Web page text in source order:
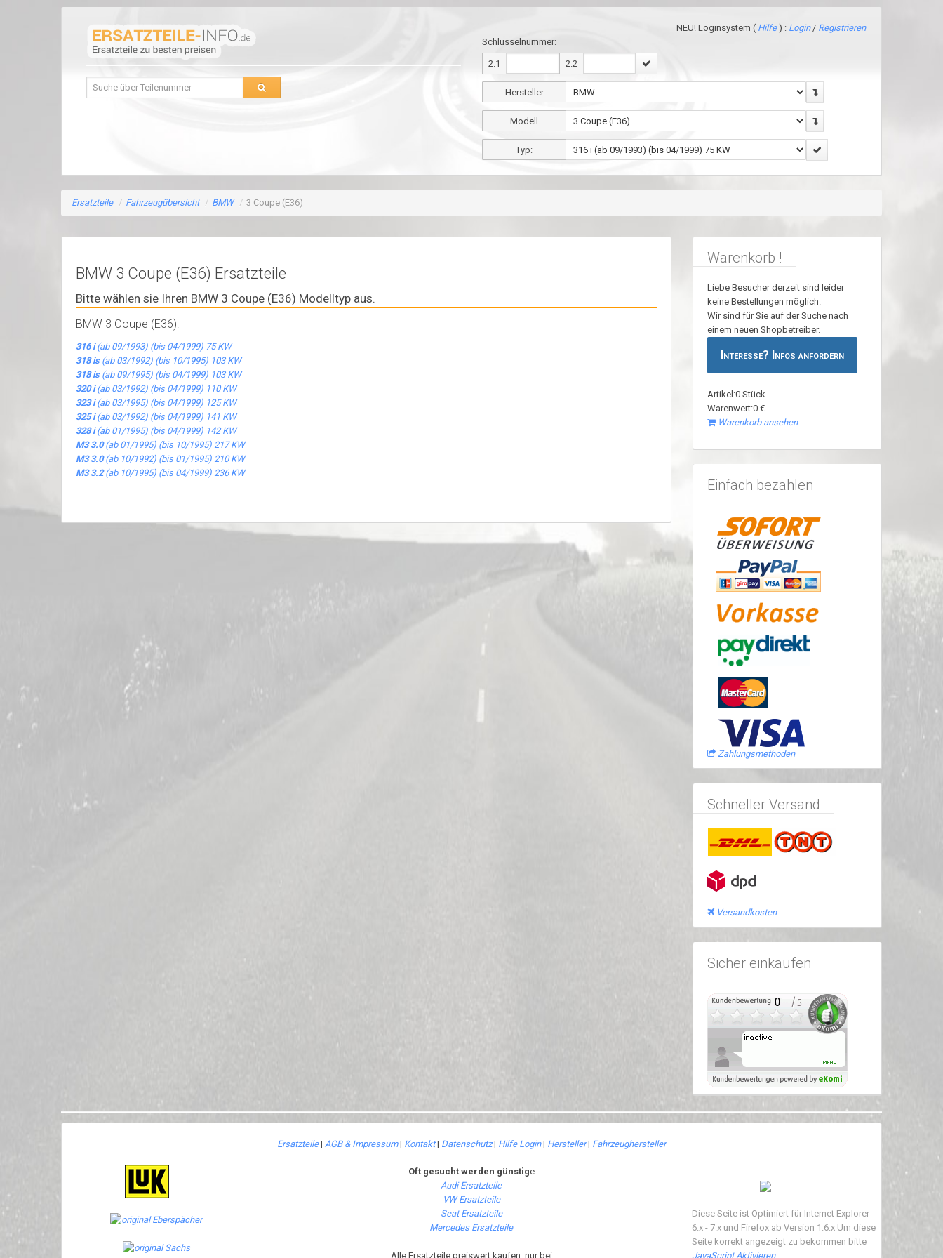
NEU! Loginsystem ( Hilfe) : Login/ Registrieren
Schlüsselnummer:
2.1 2.2
Hersteller
Modell
Typ:
Ersatzteile / Fahrzeugübersicht / BMW / 3 Coupe (E36)
BMW 3 Coupe (E36) Ersatzteile
Bitte wählen sie Ihren BMW 3 Coupe (E36) Modelltyp aus.
BMW 3 Coupe (E36):
316 i(ab 09/1993) (bis 04/1999) 75 KW
318 is(ab 03/1992) (bis 10/1995) 103 KW
318 is(ab 09/1995) (bis 04/1999) 103 KW
320 i(ab 03/1992) (bis 04/1999) 110 KW
323 i(ab 03/1995) (bis 04/1999) 125 KW
325 i(ab 03/1992) (bis 04/1999) 141 KW
328 i(ab 01/1995) (bis 04/1999) 142 KW
M3 3.0(ab 01/1995) (bis 10/1995) 217 KW
M3 3.0(ab 10/1992) (bis 01/1995) 210 KW
M3 3.2(ab 10/1995) (bis 04/1999) 236 KW
Warenkorb !
Liebe Besucher derzeit sind leider
keine Bestellungen möglich.
Wir sind für Sie auf der Suche nach
einem neuen Shopbetreiber.
Interesse? Infos anfordern
Artikel:0 Stück
Warenwert:0 €
Warenkorb ansehen
Einfach bezahlen
Zahlungsmethoden
Schneller Versand
Versandkosten
Sicher einkaufen
Ersatzteile| AGB & Impressum| Kontakt| Datenschutz| Hilfe Login| Hersteller| Fahrzeughersteller
Oft gesucht werden günstige
Audi Ersatzteile
VW Ersatzteile
Seat Ersatzteile
Mercedes Ersatzteile
Alle Ersatzteile preiswert kaufen: nur bei
Diese Seite ist Optimiert für Internet Explorer
6.x - 7.x und Firefox ab Version 1.6.x Um diese
Seite korrekt angezeigt zu bekommen bitte
JavaScript Aktivieren